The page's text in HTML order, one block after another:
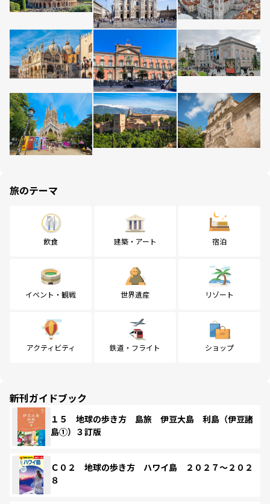
旅のテーマ
飲食 建築・アート 宿泊
イベント・観戦 世界遺産 リゾート
アクティビティ 鉄道・フライト ショップ
新刊ガイドブック
１５ 地球の歩き方 島旅 伊豆大島 利島（伊豆諸
島①）３訂版
Ｃ０２ 地球の歩き方 ハワイ島 ２０２７～２０２
８